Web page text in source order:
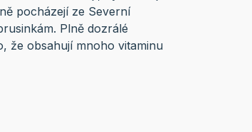
pocházejí ze Severní
Plně dozrálé
že obsahují mnoho vitaminu